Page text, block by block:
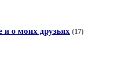
о моих друзьях (17)